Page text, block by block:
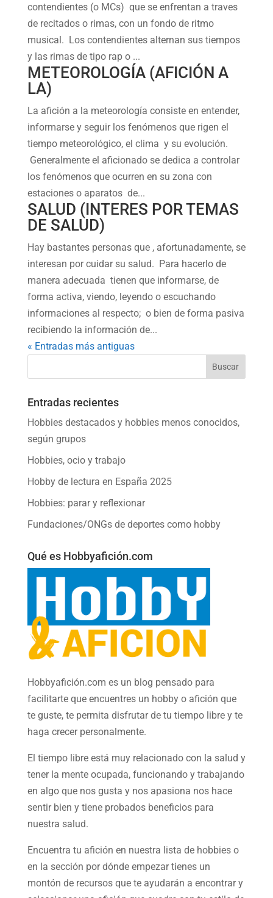
contendientes (o MCs) que se enfrentan a traves
de recitados o rimas, con un fondo de ritmo
musical. Los contendientes alternan sus tiempos
y las rimas de tipo rap o ...
METEOROLOGÍA (AFICIÓN A
LA)
La afición a la meteorología consiste en entender,
informarse y seguir los fenómenos que rigen el
tiempo meteorológico, el clima y su evolución.
Generalmente el aficionado se dedica a controlar
los fenómenos que ocurren en su zona con
estaciones o aparatos de...
SALUD (INTERES POR TEMAS
DE SALUD)
Hay bastantes personas que , afortunadamente, se
interesan por cuidar su salud. Para hacerlo de
manera adecuada tienen que informarse, de
forma activa, viendo, leyendo o escuchando
informaciones al respecto; o bien de forma pasiva
recibiendo la información de...
« Entradas más antiguas
Entradas recientes
Hobbies destacados y hobbies menos conocidos,
según grupos
Hobbies, ocio y trabajo
Hobby de lectura en España 2025
Hobbies: parar y reflexionar
Fundaciones/ONGs de deportes como hobby
Qué es Hobbyafición.com
Hobbyafición.com es un blog pensado para
facilitarte que encuentres un hobby o afición que
te guste, te permita disfrutar de tu tiempo libre y te
haga crecer personalmente.
El tiempo libre está muy relacionado con la salud y
tener la mente ocupada, funcionando y trabajando
en algo que nos gusta y nos apasiona nos hace
sentir bien y tiene probados beneficios para
nuestra salud.
Encuentra tu afición en nuestra lista de hobbieso
en la sección por dónde empezar tienes un
montón de recursos que te ayudarán a encontrar y